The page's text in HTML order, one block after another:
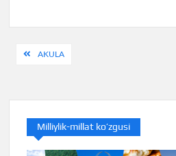
PostAKULA
Milliylik-millat ko’zgusi